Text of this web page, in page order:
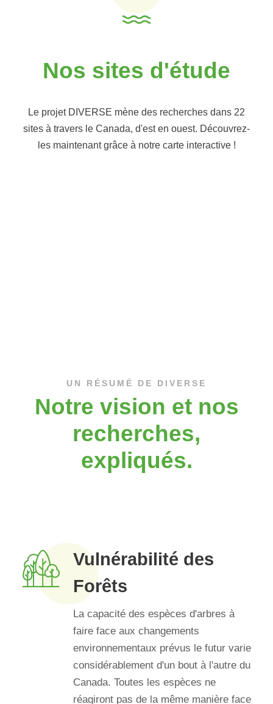
Nos sites d'étude
Le projet DIVERSE mène des recherches dans 22
sites à travers le Canada, d'est en ouest. Découvrez-
les maintenant grâce à notre carte interactive !
UN RÉSUMÉ DE DIVERSE
Notre vision et nos
recherches,
expliqués.
Vulnérabilité des
Forêts
La capacité des espèces d'arbres à
faire face aux changements
environnementaux prévus le futur varie
considérablement d'un bout à l'autre du
Canada. Toutes les espèces ne
réagiront pas de la même manière face